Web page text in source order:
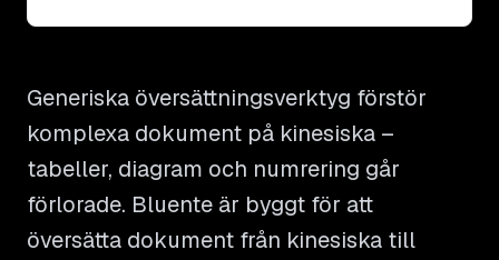
Generiska översättningsverktyg förstör
komplexa dokument på kinesiska –
tabeller, diagram och numrering går
förlorade. Bluente är byggt för att
översätta dokument från kinesiska till